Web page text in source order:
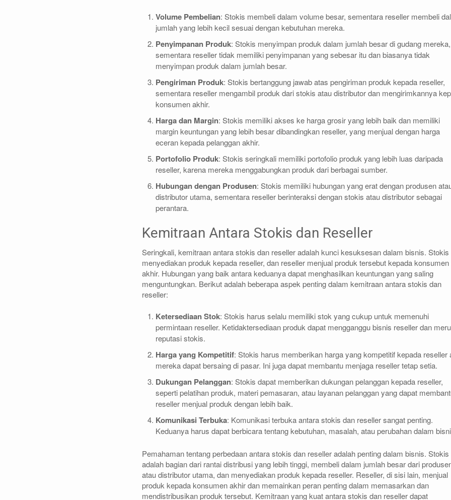
Volume Pembelian: Stokis membeli dalam volume besar, sementara reseller membeli
jumlah yang lebih kecil sesuai dengan kebutuhan mereka.
Penyimpanan Produk: Stokis menyimpan produk dalam jumlah besar di gudang mereka,
sementara reseller tidak memiliki penyimpanan yang sebesar itu dan biasanya tidak
menyimpan produk dalam jumlah besar.
Pengiriman Produk: Stokis bertanggung jawab atas pengiriman produk kepada reseller,
sementara reseller mengambil produk dari stokis atau distributor dan mengirimkannya
konsumen akhir.
Harga dan Margin: Stokis memiliki akses ke harga grosir yang lebih baik dan memiliki
margin keuntungan yang lebih besar dibandingkan reseller, yang menjual dengan harga
eceran kepada pelanggan akhir.
Portofolio Produk: Stokis seringkali memiliki portofolio produk yang lebih luas daripada
reseller, karena mereka menggabungkan produk dari berbagai sumber.
Hubungan dengan Produsen: Stokis memiliki hubungan yang erat dengan produsen
distributor utama, sementara reseller berinteraksi dengan stokis atau distributor sebagai
perantara.
Kemitraan Antara Stokis dan Reseller
Seringkali, kemitraan antara stokis dan reseller adalah kunci kesuksesan dalam bisnis. Stokis
menyediakan produk kepada reseller, dan reseller menjual produk tersebut kepada konsumen
akhir. Hubungan yang baik antara keduanya dapat menghasilkan keuntungan yang saling
menguntungkan. Berikut adalah beberapa aspek penting dalam kemitraan antara stokis dan
reseller:
Ketersediaan Stok: Stokis harus selalu memiliki stok yang cukup untuk memenuhi
permintaan reseller. Ketidaktersediaan produk dapat mengganggu bisnis reseller dan
reputasi stokis.
Harga yang Kompetitif: Stokis harus memberikan harga yang kompetitif kepada reseller
mereka dapat bersaing di pasar. Ini juga dapat membantu menjaga reseller tetap setia.
Dukungan Pelanggan: Stokis dapat memberikan dukungan pelanggan kepada reseller,
seperti pelatihan produk, materi pemasaran, atau layanan pelanggan yang dapat
reseller menjual produk dengan lebih baik.
Komunikasi Terbuka: Komunikasi terbuka antara stokis dan reseller sangat penting.
Keduanya harus dapat berbicara tentang kebutuhan, masalah, atau perubahan dalam
Pemahaman tentang perbedaan antara stokis dan reseller adalah penting dalam bisnis. Stokis
adalah bagian dari rantai distribusi yang lebih tinggi, membeli dalam jumlah besar dari
atau distributor utama, dan menyediakan produk kepada reseller. Reseller, di sisi lain, menjual
produk kepada konsumen akhir dan memainkan peran penting dalam memasarkan dan
mendistribusikan produk tersebut. Kemitraan yang kuat antara stokis dan reseller dapat